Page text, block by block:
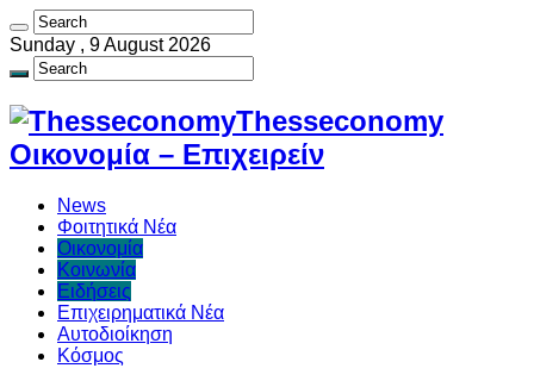
Sunday , 9 August 2026
Thesseconomy
Οικονομία – Επιχειρείν
News
Φοιτητικά Νέα
Οικονομία
Κοινωνία
Ειδήσεις
Επιχειρηματικά Νέα
Αυτοδιοίκηση
Κόσμος